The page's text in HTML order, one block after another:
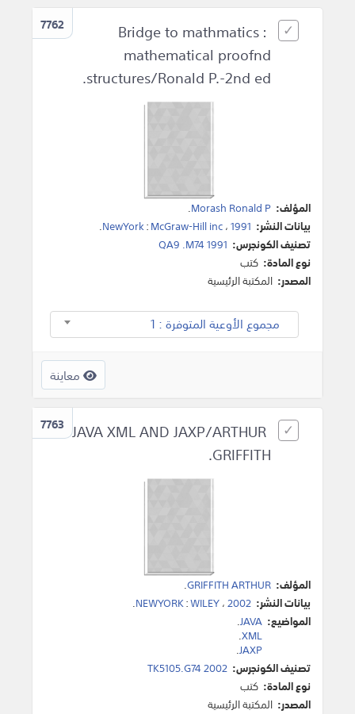
7762
Bridge to mathmatics :
mathematical proofnd
structures/Ronald P.-2nd ed.
المؤلف: Morash Ronald P
.
بيانات النشر:
NewYork:McGraw-Hill inc،1991
.
تصنيف الكونجرس: QA9 .M74 1991
نوع المادة: كتب
المصدر: المكتبة الرئيسية
مجموع الأوعية المتوفرة : 1
معاينة
7763 JAVA XML AND JAXP/ARTHUR
GRIFFITH.
المؤلف: GRIFFITH ARTHUR
.
بيانات النشر:
NEWYORK:WILEY،2002
.
المواضيع: JAVA
.
XML
.
JAXP
.
تصنيف الكونجرس: TK5105.G74 2002
نوع المادة: كتب
المصدر: المكتبة الرئيسية